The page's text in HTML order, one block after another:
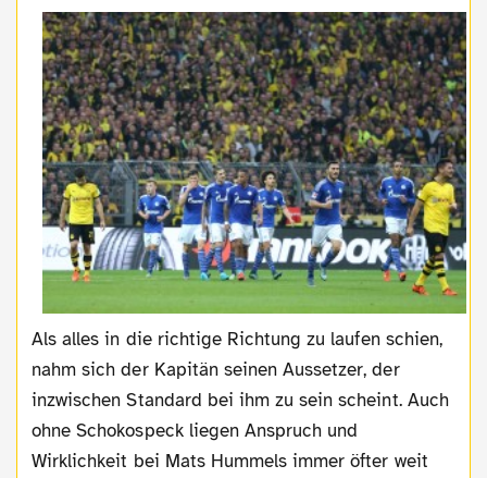
Als alles in die richtige Richtung zu laufen schien,
nahm sich der Kapitän seinen Aussetzer, der
inzwischen Standard bei ihm zu sein scheint. Auch
ohne Schokospeck liegen Anspruch und
Wirklichkeit bei Mats Hummels immer öfter weit